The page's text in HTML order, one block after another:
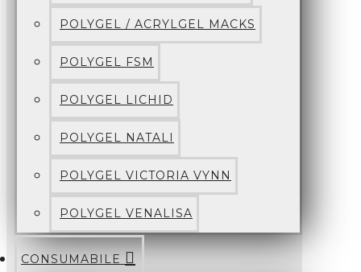
POLYGEL / ACRYLGEL MACKS
POLYGEL FSM
POLYGEL LICHID
POLYGEL NATALI
POLYGEL VICTORIA VYNN
POLYGEL VENALISA
CONSUMABILE